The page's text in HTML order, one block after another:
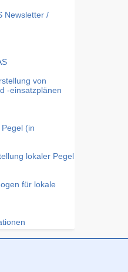
Newsletter /
von
-einsatzplänen
(in
lokaler Pegel
für lokale